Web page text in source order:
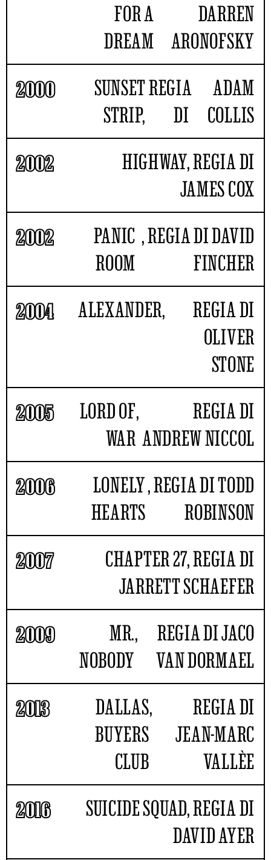
FOR A
DREAM
DARREN
ARONOFSKY
2000
SUNSET
STRIP,
REGIA
DI
ADAM
COLLIS
2002
HIGHWAY, REGIA DI
JAMES COX
2002
PANIC
ROOM
, REGIA DI DAVID
FINCHER
2004 ALEXANDER,
REGIA DI
OLIVER
STONE
2005
LORD OF
WAR
,
REGIA DI
ANDREW NICCOL
2006
LONELY
HEARTS
, REGIA DI TODD
ROBINSON
2007
CHAPTER 27, REGIA DI
JARRETT SCHAEFER
2009
MR.
NOBODY
,
REGIA DI JACO
VAN DORMAEL
2013
DALLAS
BUYERS
CLUB
,
REGIA DI
JEAN-MARC
VALLÈE
2016
SUICIDE SQUAD, REGIA DI
DAVID AYER